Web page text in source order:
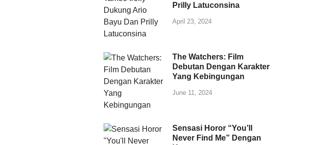
Prilly Latuconsina
April 23, 2024
The Watchers: Film
Debutan Dengan Karakter
Yang Kebingungan
June 11, 2024
Sensasi Horor “You’ll
Never Find Me” Dengan